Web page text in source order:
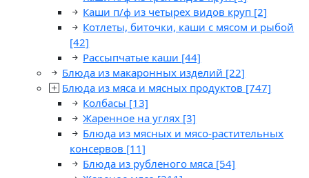
Каши п/ф из четырех видов круп [2]
Котлеты, биточки, каши с мясом и рыбой
[42]
Рассыпчатые каши [44]
Блюда из макаронных изделий [22]
Блюда из мяса и мясных продуктов [747]
Колбасы [13]
Жаренное на углях [3]
Блюда из мясных и мясо-растительных
консервов [11]
Блюда из рубленого мяса [54]